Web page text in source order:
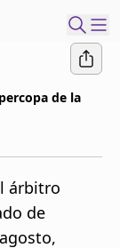
de la
árbitro
de